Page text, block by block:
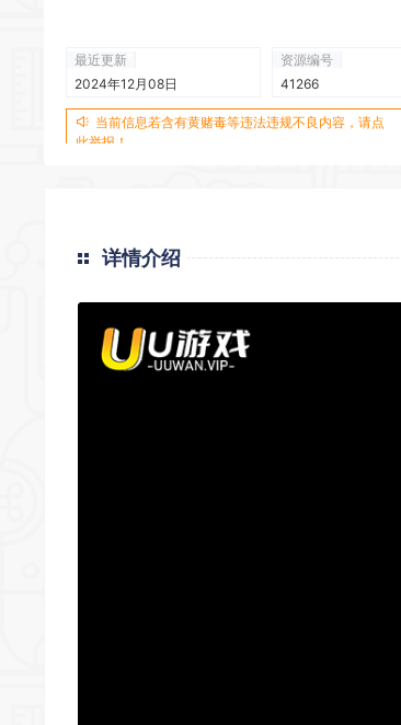
最近更新
2024年12月08日
资源编号
41266
当前信息若含有黄赌毒等违法违规不良内容，请点
此举报！
详情介绍
*
*